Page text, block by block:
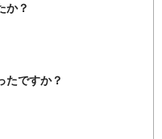
か？
たですか？